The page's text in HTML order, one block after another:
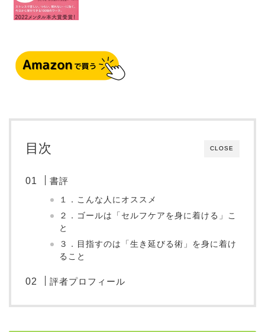
CLOSE
目次
書評
１．こんな人にオススメ
２．ゴールは「セルフケアを身に着ける」こ
と
３．目指すのは「生き延びる術」を身に着け
ること
評者プロフィール